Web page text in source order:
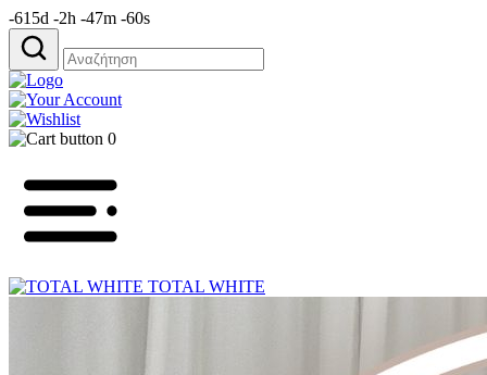
-615d -2h -47m -60s
Αναζήτηση
για:
0
TOTAL WHITE